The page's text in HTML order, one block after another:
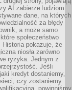
AI zabierze ludziom
dane, na których
za błędy
a może samo
społeczeństwo
Historia pokazuje, że
niosła zarówno
ryzyka. Jednym z
Jeśli
kredyt dostaniemy,
czy zostaniemy
powinniśmy